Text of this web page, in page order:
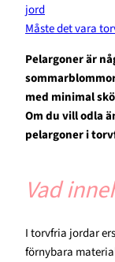
jord
Måste det vara
Pelargoner är
med minimal
Om du vill odla
pelargoner i
Vad
I torvfria jordar
förnybara